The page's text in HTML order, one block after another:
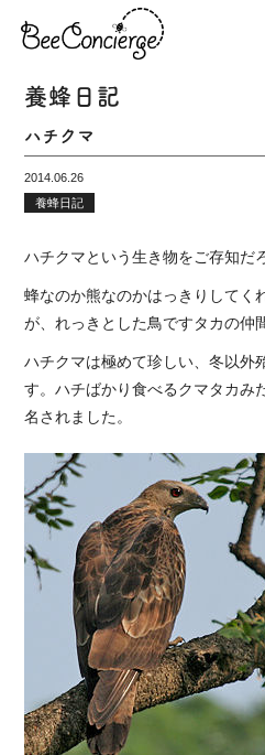
養蜂日記
ハチクマ
2014.06.26
養蜂日記
ハチクマという生き物をご存知だ
蜂なのか熊なのかはっきりしてく
が、れっきとした鳥ですタカの仲
ハチクマは極めて珍しい、冬以外
す。ハチばかり食べるクマタカみ
名されました。